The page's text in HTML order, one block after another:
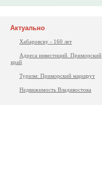
Актуально
Хабаровску - 160 лет
Адреса инвестиций. Приморский
край
Туризм: Приморский маршрут
Недвижимость Владивостока